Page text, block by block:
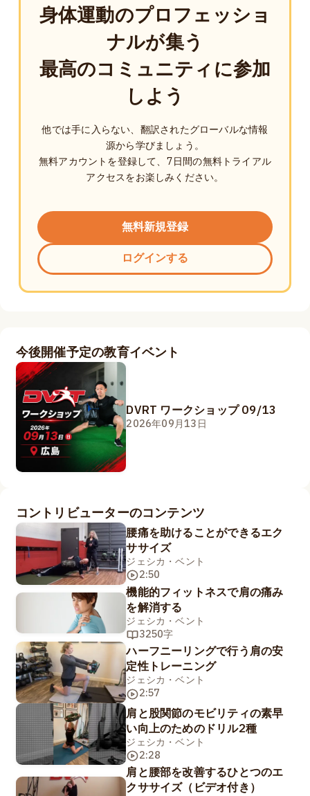
身体運動のプロフェッショ
ナルが集う
最高のコミュニティに参加
しよう
他では手に入らない、翻訳されたグローバルな情報
源から学びましょう。
無料アカウントを登録して、7日間の無料トライアル
アクセスをお楽しみください。
無料新規登録
ログインする
今後開催予定の教育イベント
DVRT ワークショップ 09/13
2026年09月13日
コントリビューターのコンテンツ
腰痛を助けることができるエク
ササイズ
ジェシカ・ベント
2:50
機能的フィットネスで肩の痛み
を解消する
ジェシカ・ベント
3250字
ハーフニーリングで行う肩の安
定性トレーニング
ジェシカ・ベント
2:57
肩と股関節のモビリティの素早
い向上のためのドリル2種
ジェシカ・ベント
2:28
肩と腰部を改善するひとつのエ
クササイズ（ビデオ付き）